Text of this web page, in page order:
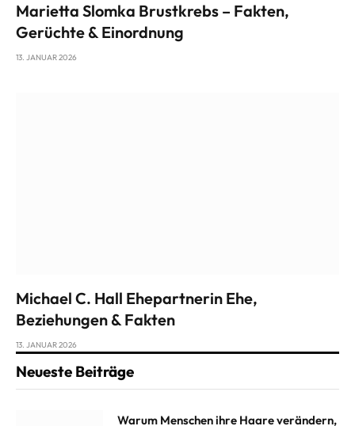
Marietta Slomka Brustkrebs – Fakten,
Gerüchte & Einordnung
13. JANUAR 2026
Michael C. Hall Ehepartnerin Ehe,
Beziehungen & Fakten
13. JANUAR 2026
Neueste Beiträge
Warum Menschen ihre Haare verändern,